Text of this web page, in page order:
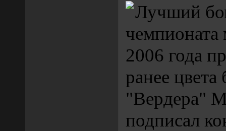
Лучший
2006 года
ранее цвета
"Вердера"
подписал